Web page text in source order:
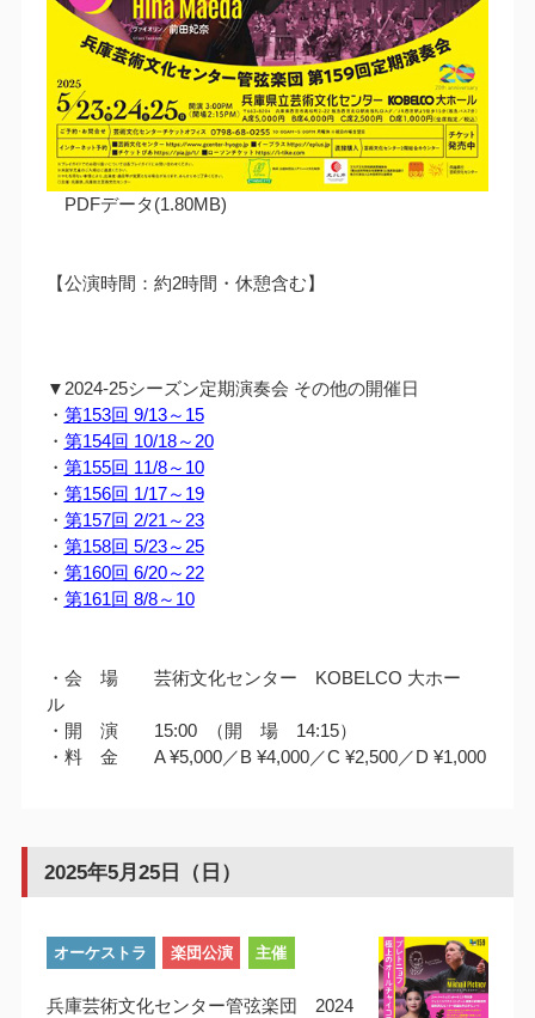
PDFデータ(1.80MB)
【公演時間：約2時間・休憩含む】
▼2024-25シーズン定期演奏会 その他の開催日
・ 第153回 9/13～15
・ 第154回 10/18～20
・ 第155回 11/8～10
・ 第156回 1/17～19
・ 第157回 2/21～23
・ 第158回 5/23～25
・ 第160回 6/20～22
・ 第161回 8/8～10
・会 場 芸術文化センター KOBELCO 大ホー
ル
・開 演 15:00 （開 場 14:15）
・料 金 A ¥5,000／B ¥4,000／C ¥2,500／D ¥1,000
2025年5月25日（日）
オーケストラ 楽団公演 主催
兵庫芸術文化センター管弦楽団 2024